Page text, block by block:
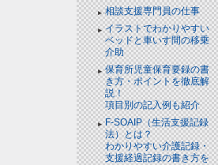
相談支援専門員の仕事
イラストでわかりやすい
ベッドと⾞いす間の移乗
介助
保育所児童保育要録の書
き方・ポイントを徹底解
説！
項目別の記入例も紹介
F-SOAIP（生活支援記録
法）とは？
わかりやすい介護記録・
支援経過記録の書き方を